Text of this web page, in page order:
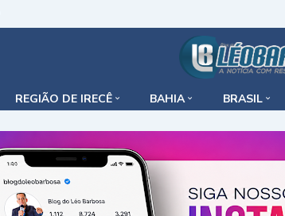
REGIÃO DE IRECÊ BAHIA BRASIL